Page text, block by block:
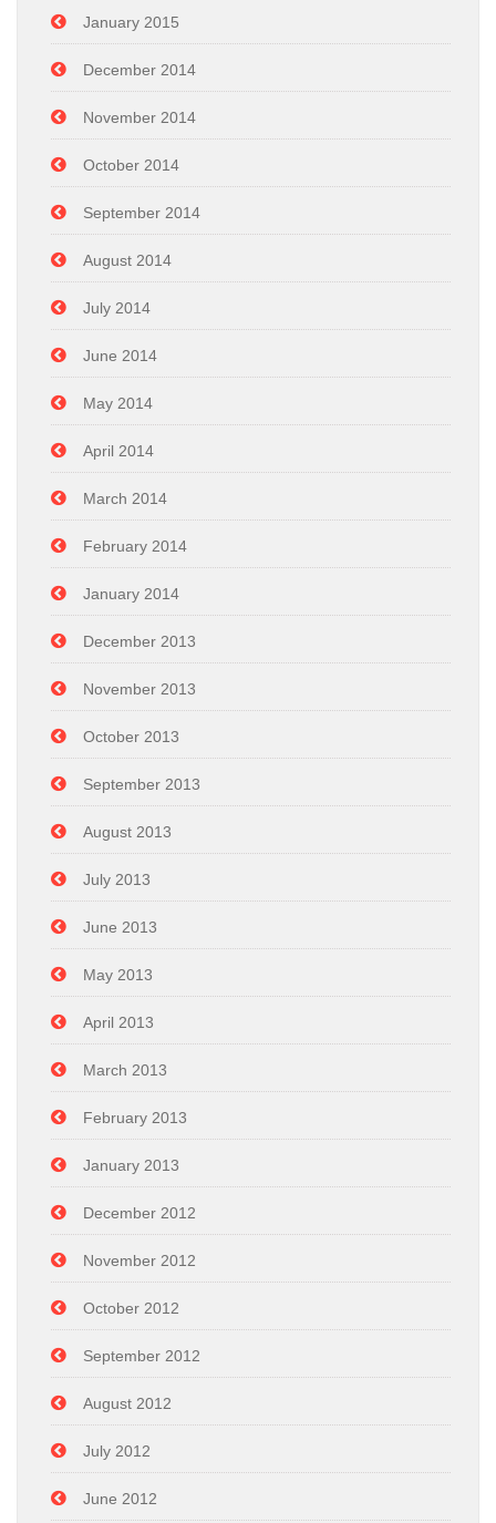
January 2015
December 2014
November 2014
October 2014
September 2014
August 2014
July 2014
June 2014
May 2014
April 2014
March 2014
February 2014
January 2014
December 2013
November 2013
October 2013
September 2013
August 2013
July 2013
June 2013
May 2013
April 2013
March 2013
February 2013
January 2013
December 2012
November 2012
October 2012
September 2012
August 2012
July 2012
June 2012